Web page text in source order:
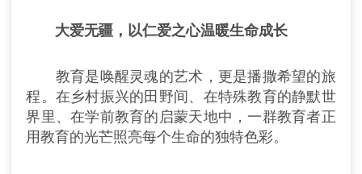
大爱无疆，以仁爱之心温暖生命成长
教育是唤醒灵魂的艺术，更是播撒希望的旅
程。在乡村振兴的田野间、在特殊教育的静默世
界里、在学前教育的启蒙天地中，一群教育者正
用教育的光芒照亮每个生命的独特色彩。